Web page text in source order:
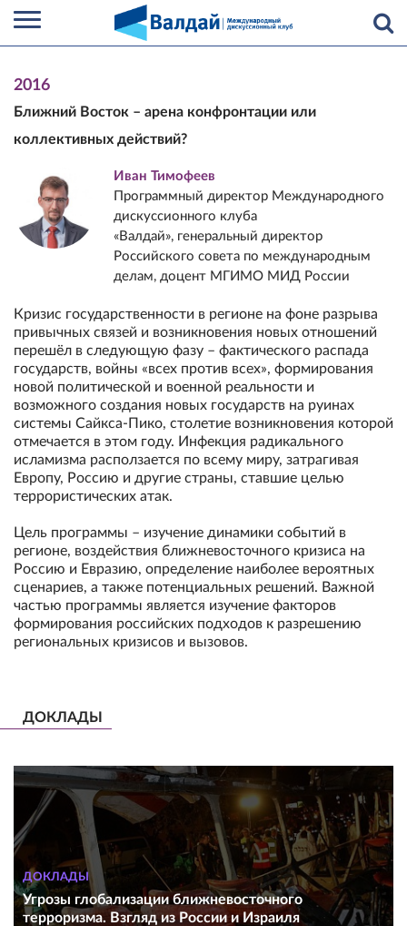
2016
Ближний Восток – арена конфронтации или
коллективных действий?
Иван Тимофеев
Программный директор Международного
дискуссионного клуба
«Валдай», генеральный директор
Российского совета по международным
делам, доцент МГИМО МИД России
Кризис государственности в регионе на фоне разрыва
привычных связей и возникновения новых отношений
перешёл в следующую фазу – фактического распада
государств, войны «всех против всех», формирования
новой политической и военной реальности и
возможного создания новых государств на руинах
системы Сайкса-Пико, столетие возникновения которой
отмечается в этом году. Инфекция радикального
исламизма расползается по всему миру, затрагивая
Европу, Россию и другие страны, ставшие целью
террористических атак.
Цель программы – изучение динамики событий в
регионе, воздействия ближневосточного кризиса на
Россию и Евразию, определение наиболее вероятных
сценариев, а также потенциальных решений. Важной
частью программы является изучение факторов
формирования российских подходов к разрешению
региональных кризисов и вызовов.
ДОКЛАДЫ
ДОКЛАДЫ
Угрозы глобализации ближневосточного
терроризма. Взгляд из России и Израиля